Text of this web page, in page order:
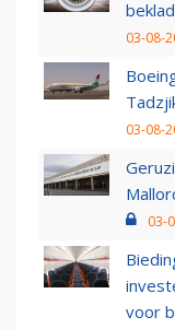
03-08-
03-08-
03-
voor